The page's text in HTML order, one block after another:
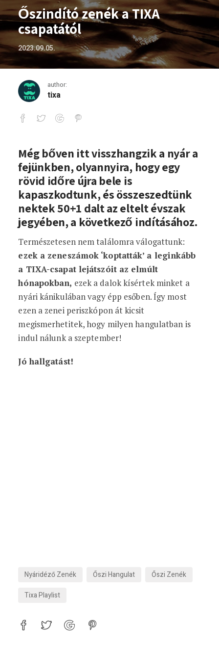
Őszindító zenék a TIXA
csapatától
2023.09.05.
author:
tixa
Őszindító zenék a TIXA csapatától
Még bőven itt visszhangzik a nyár a
fejünkben, olyannyira, hogy egy
rövid időre újra bele is
kapaszkodtunk, és összeszedtünk
nektek 50+1 dalt az eltelt évszak
jegyében, a következő indításához.
Természetesen nem találomra válogattunk:
ezek a zeneszámok ‘koptatták’ a leginkább
a TIXA-csapat lejátszóit az elmúlt
hónapokban, ezek a dalok kísértek minket a
nyári kánikulában vagy épp esőben. Így most
ezen a zenei periszkópon át kicsit
megismerhetitek, hogy milyen hangulatban is
indul nálunk a szeptember!
Jó hallgatást!
Nyáridéző Zenék Őszi Hangulat
Őszi Zenék
Tixa Playlist